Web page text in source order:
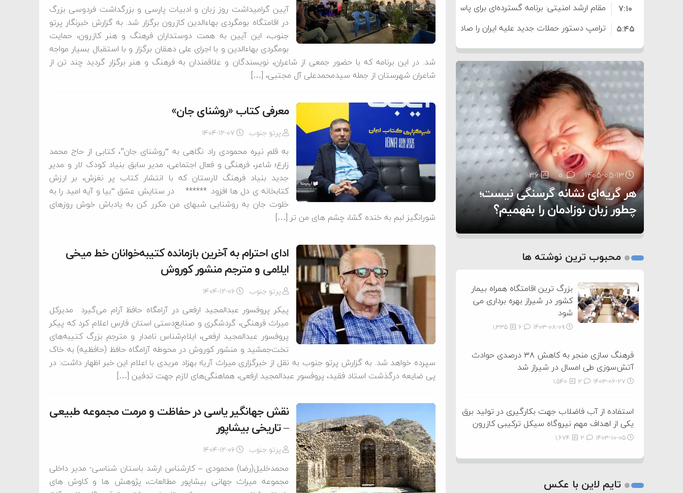
آیین گرامیداشت روز زبان و ادبیات پارسی و بزرگداشت فردوسی بزرگ
در اقامتگاه بومگردی بهاءالدین کازرون برگزار شد. به گزارش خبرنگار پرتو‌
جنوب، این آیین به همت دوستداران فرهنگ و هنر کازرون، حمایت
بومگردی بهاءالدین و با اجرای علی دهقان برگزار و با استقبال بسیار مواجه
شد. در این برنامه که با حضور جمعی از شاعران، نویسندگان و علاقمندان به فرهنگ و هنر برگزار گردید چند تن از
شاعران شهرستان از جمله سیدمحمدعلی آل مجتبی، […]
معرفی کتاب «روشنای جان»
پرتو جنوب ۱۴۰۴-۱۲-۰۷
به قلم نیره محمودی راد نگاهی به “روشنای جان”، کتابی از حاج محمد
زارع؛ شاعر، فرهنگی و فعال اجتماعی، مدیر سابق بنیاد کودک لار و مدیر
جدید بنیاد فرهنگ لارستان که با انتشار کتاب پر نغزش، بر ارزش
کتابخانه ی دل ها افزود. ****** در ستایش عشق “بیا و آیه امید را به
خلوت جان به روشنایی شبهای من مکرر کن به یادباش خوش روزهای
شورانگیز لبم به خنده گشا، چشم های من تر […]
ادای احترام به آخرین بازمانده کتیبه‌خوانان خط میخی
ایلامی و مترجم منشور کوروش
پرتو جنوب ۱۴۰۴-۱۲-۰۶
پیکر پروفسور عبدالمجید ارفعی در آرامگاه حافظ آرام می‌گیرد مدیرکل
میراث‌ فرهنگی، گردشگری و صنایع‌دستی استان فارس اعلام کرد که پیکر
پروفسور عبدالمجید ارفعی، ایلام‌شناس نامدار و مترجم بزرگ کتیبه‌های
تخت‌جمشید و منشور کوروش در محوطه آرامگاه حافظ (حافظیه) به خاک
سپرده خواهد شد. به گزارش پرتو جنوب به نقل از خبرگزاری میراث آریا؛ بهزاد مریدی با اعلام این خبر اظهار داشت: در
پی ضایعه درگذشت استاد فقید، پروفسور عبدالمجید ارفعی، هماهنگی‌های لازم جهت تدفین […]
نقش جهانگیر یاسی در حفاظت و مرمت مجموعه طبیعی
– تاریخی بیشاپور
پرتو جنوب ۱۴۰۴-۱۲-۰۶
محمدخلیل(رضا) محمودی – کارشناس ارشد باستان شناسی- مدیر داخلی
مجموعه میراث جهانی بیشاپور مطالعات، پژوهش ها و کاوش های
مقام ارشد امنیتی: برنامه گسترده‌ای برای پاسخ به دیوانگی آمریکا داریم
۷:۱۰
ترامپ دستور حملات جدید علیه ایران را صادر کرد
۵:۴۵
سپاه: دو نفتکش متخلف مورد اصابت قرار گرفته و متوقف شدند
۱۲:۵۹
ترامپ مدعی توافق تاریخی برای خلع سلاح کامل حماس شد
۸:۵۷
اعتراض عراقچی به همتای بلغارستانی به دلیل کمک به آمریکا در حملات به
ایران
۱۶:۱۹
کشورهایی که به متجاوزان کمک می کنند پاسخ سختی خواهند گرفت
۱۰:۱۵
سنتکام پایان تجاوز جدید به ایران را اعلام کرد
۶:۰۵
۱۴۰۵-۰۵-۱۳ 0
36
هر گریه‌ای نشانه گرسنگی نیست؛
چطور زبان نوزادمان را بفهمیم؟
۱۴۰۵-۰۵-۱۲ 0
26
تغذیه پدر می‌تواند بر سلامت نوزاد
تأثیر بگذارد
۱۴۰۵-۰۵-۱۲ 0
11
روی دیگر زندگی
2
محبوب ترین نوشته ها
بزرگ ترین اقامتگاه همراه بیمار
کشور در شیراز بهره برداری می
شود
۱۴۰۳-۰۸-۰۹ 1,335
فرهنگ سازی منجر به کاهش ۳۸ درصدی حوادث
آتش‌سوزی طی امسال در شیراز شد
۱۴۰۳-۰۶-۲۷ 1,540
استفاده از آب فاضلاب جهت بکارگیری در تولید برق
یکی از اهداف مهم نیروگاه سیکل ترکیبی کازرون
۱۴۰۳-۱۰-۰۵ 1,674
تایم لاین با عکس